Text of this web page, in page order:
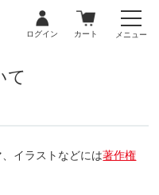
ログイン カート メニュー
て
、イラストなどには著作権